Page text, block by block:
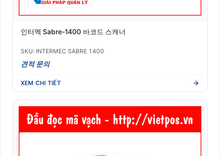
인터멕 Sabre-1400 바코드 스캐너
SKU: INTERMEC SABRE 1400
견적 문의
XEM CHI TIẾT